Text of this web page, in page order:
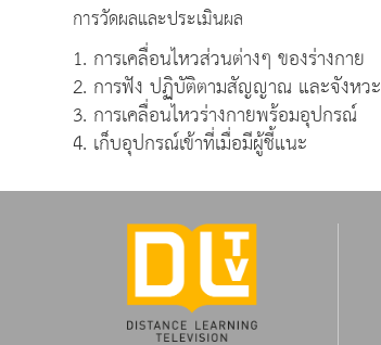
การวัดผลและประเมินผล
1. การเคลื่อนไหวส่วนต่างๆ ของร่างกาย
2. การฟัง ปฏิบัติตามสัญญาณ และจังหวะ
3. การเคลื่อนไหวร่างกายพร้อมอุปกรณ์
4. เก็บอุปกรณ์เข้าที่เมื่อมีผู้ชี้แนะ